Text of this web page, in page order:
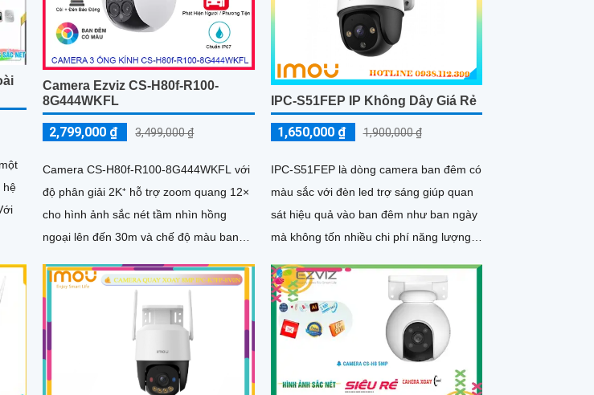
hệ
Camera Ezviz CS-H80f-R100-
8G444WKFL
2,799,000 ₫ 3,499,000 ₫
Camera CS-H80f-R100-8G444WKFL với
độ phân giải 2K⁺ hỗ trợ zoom quang 12×
cho hình ảnh sắc nét tầm nhìn hồng
ngoại lên đến 30m và chế độ màu ban
tích hợp đàm thoại hai chiều, còi báo
động và đèn chớp, camera giúp nâng
cao an ninh hiệu quả. Đạt chuẩn IP67 có
khả năng chống bụi, nước, đảm bảo hoạt
động ổn định trong mọi điều kiện thời tiết
IPC-S51FEP IP Không Dây Giá Rẻ
1,650,000 ₫ 1,900,000 ₫
IPC-S51FEP là dòng camera ban đêm có
màu sắc với đèn led trợ sáng giúp quan
sát hiệu quả vào ban đêm như ban ngày
mà không tốn nhiều chi phí năng lượng.